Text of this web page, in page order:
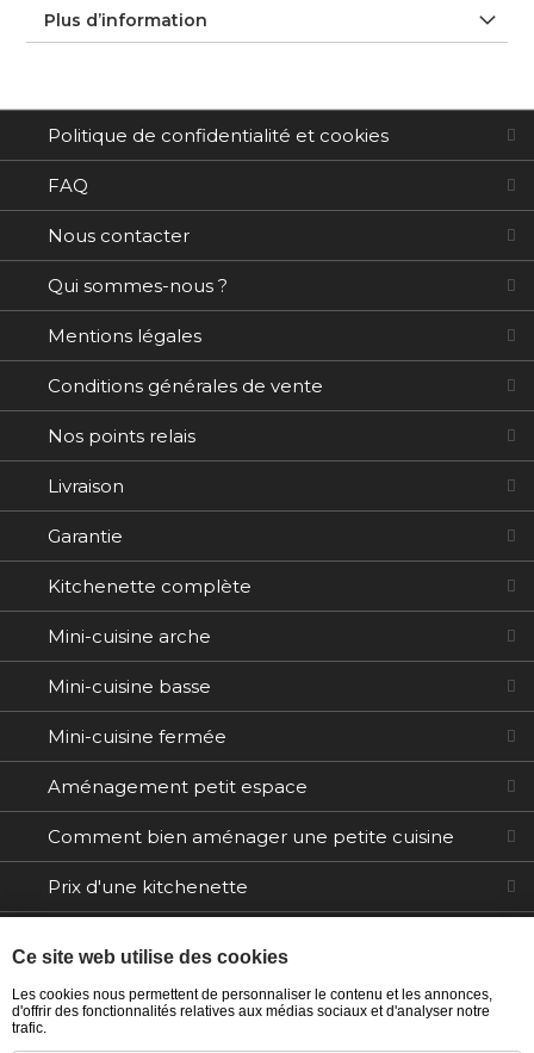
Plus d’information
Politique de confidentialité et cookies
FAQ
Nous contacter
Qui sommes-nous ?
Mentions légales
Conditions générales de vente
Nos points relais
Livraison
Garantie
Kitchenette complète
Mini-cuisine arche
Mini-cuisine basse
Mini-cuisine fermée
Aménagement petit espace
Comment bien aménager une petite cuisine
Prix d'une kitchenette
Tables / Chaises
Ce site web utilise des cookies
Les cookies nous permettent de personnaliser le contenu et les annonces,
d'offrir des fonctionnalités relatives aux médias sociaux et d'analyser notre
trafic.